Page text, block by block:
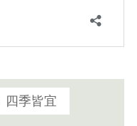
四季皆宜